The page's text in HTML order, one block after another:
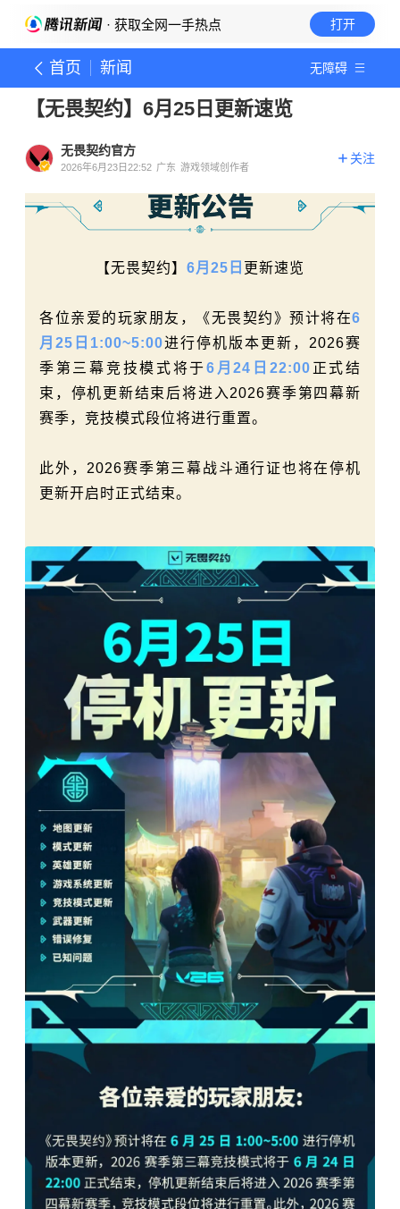
· 获取全网一手热点 打开
首页 新闻 无障碍
【无畏契约】6月25日更新速览
无畏契约官方
2026年6月23日22:52 广东 游戏领域创作者
关注
【无畏契约】 6月25日 更新速览
各位亲爱的玩家朋友，《无畏契约》预计将在6
月25日1:00~5:00进行停机版本更新，2026赛
季第三幕竞技模式将于6月24日22:00 正式结
束，停机更新结束后将进入2026赛季第四幕新
赛季，竞技模式段位将进行重置。
此外，2026赛季第三幕战斗通行证也将在停机
更新开启时正式结束。